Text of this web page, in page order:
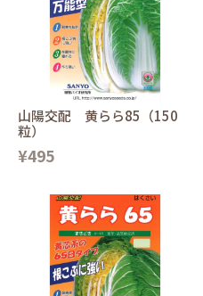
山陽交配 黄らら85（150
粒）
¥495